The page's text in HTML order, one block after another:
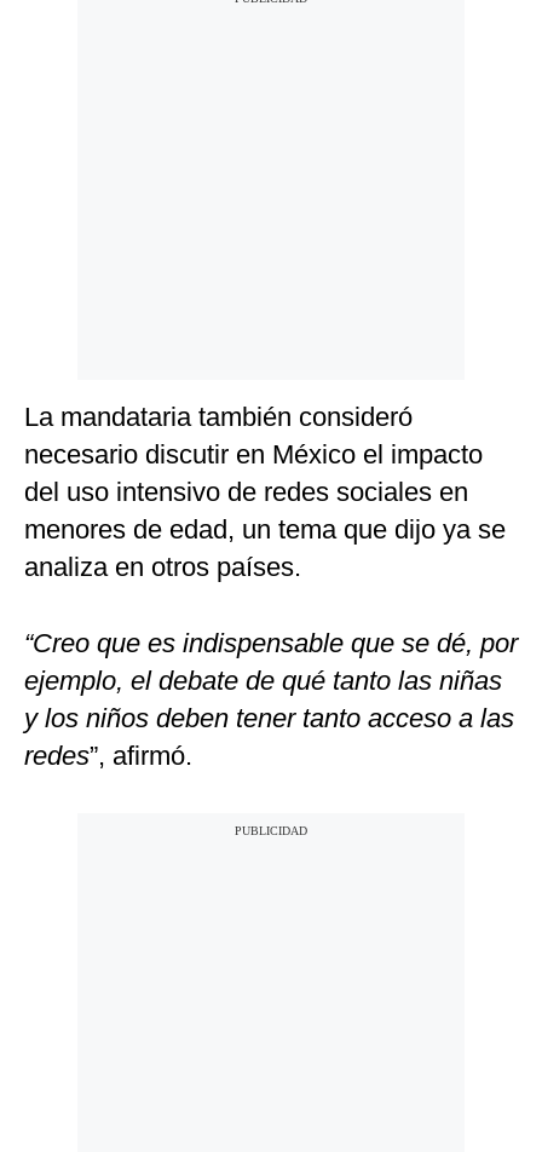
La mandataria también consideró
necesario discutir en México el impacto
del uso intensivo de redes sociales en
menores de edad, un tema que dijo ya se
analiza en otros países.
“Creo que es indispensable que se dé, por
ejemplo, el debate de qué tanto las niñas
y los niños deben tener tanto acceso a las
redes”, afirmó.